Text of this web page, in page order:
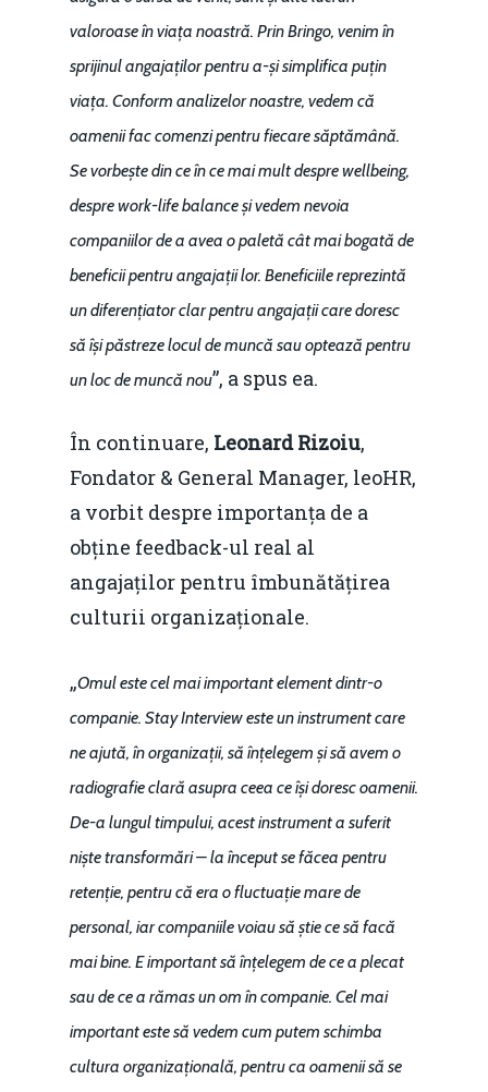
valoroase în viața noastră. Prin Bringo, venim în
sprijinul angajaților pentru a-și simplifica puțin
viața. Conform analizelor noastre, vedem că
oamenii fac comenzi pentru fiecare săptămână.
Se vorbește din ce în ce mai mult despre wellbeing,
despre work-life balance și vedem nevoia
companiilor de a avea o paletă cât mai bogată de
beneficii pentru angajații lor. Beneficiile reprezintă
un diferențiator clar pentru angajații care doresc
să își păstreze locul de muncă sau optează pentru
un loc de muncă nou”, a spus ea.
În continuare, Leonard Rizoiu,
Fondator & General Manager, leoHR,
a vorbit despre importanța de a
obține feedback-ul real al
angajaților pentru îmbunătățirea
culturii organizaționale.
„Omul este cel mai important element dintr-o
companie. Stay Interview este un instrument care
ne ajută, în organizații, să înțelegem și să avem o
radiografie clară asupra ceea ce își doresc oamenii.
De-a lungul timpului, acest instrument a suferit
niște transformări – la început se făcea pentru
retenție, pentru că era o fluctuație mare de
personal, iar companiile voiau să știe ce să facă
mai bine. E important să înțelegem de ce a plecat
sau de ce a rămas un om în companie. Cel mai
important este să vedem cum putem schimba
cultura organizațională, pentru ca oamenii să se
predictibilitate,
concurenţă.
Rolul băncilor în
IMM
Redresare vs.
Fiscalitate pentru o
Durabilă
Mai 2015
Energia
Construcții și
pentru o Românie
Video Forum Marea
Piața gazelor naturale:
predictibilitate,
concurență.
Burse pentru
Contact
Email: